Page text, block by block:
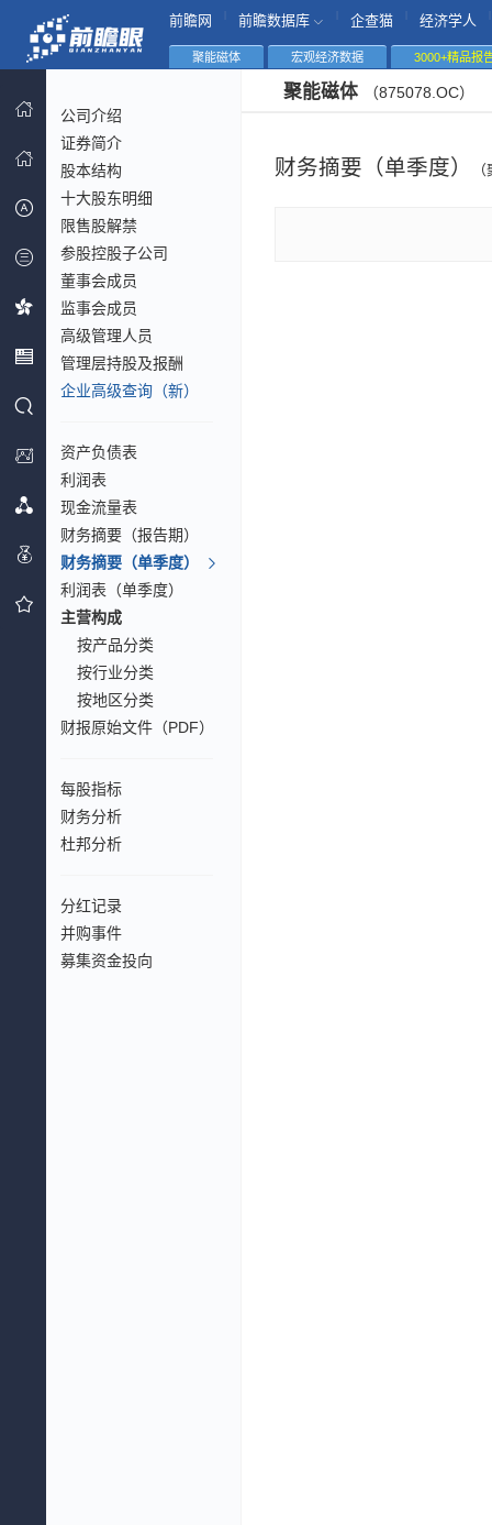
前瞻网 前瞻数据库 企查猫 经济学人
聚能磁体 宏观经济数据 3000+精品报
公司介绍
证券简介
股本结构
十大股东明细
限售股解禁
参股控股子公司
董事会成员
监事会成员
高级管理人员
管理层持股及报酬
企业高级查询（新）
资产负债表
利润表
现金流量表
财务摘要（报告期）
财务摘要（单季度）
利润表（单季度）
主营构成
按产品分类
按行业分类
按地区分类
财报原始文件（PDF）
每股指标
财务分析
杜邦分析
分红记录
并购事件
募集资金投向
聚能磁体 （875078.OC）
财务摘要（单季度）